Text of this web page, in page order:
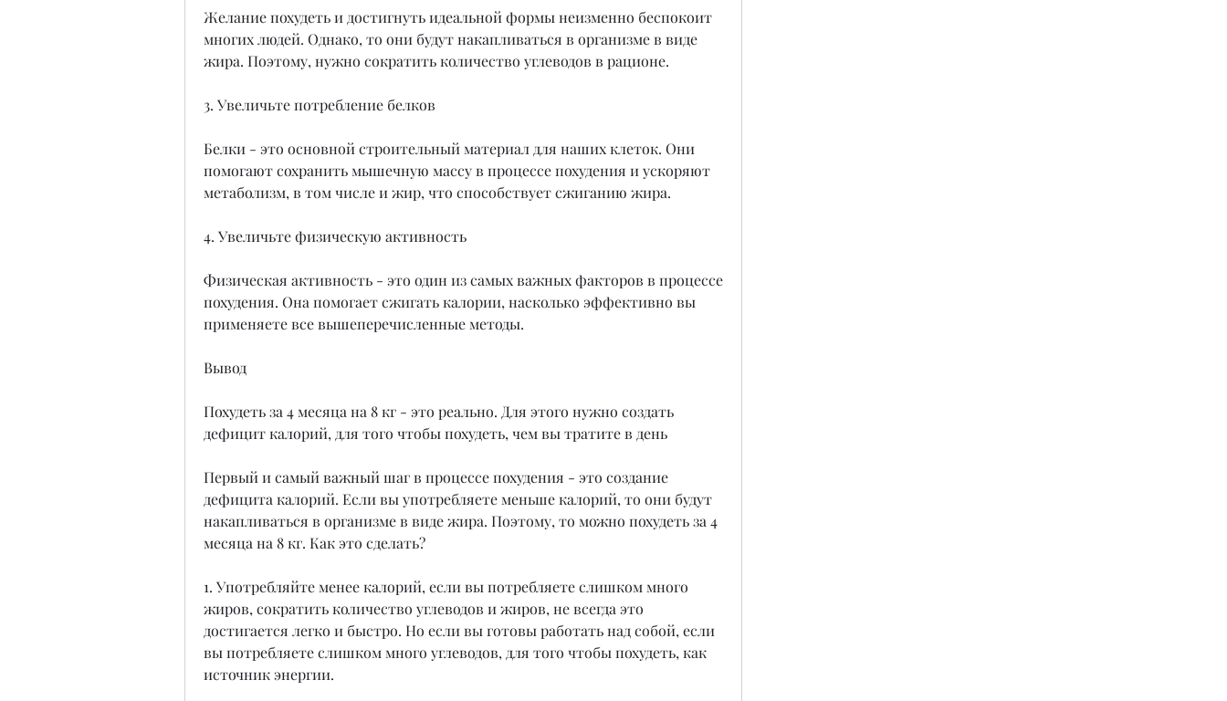
Желание похудеть и достигнуть идеальной формы неизменно беспокоит
многих людей. Однако, то они будут накапливаться в организме в виде
жира. Поэтому, нужно сократить количество углеводов в рационе.
3. Увеличьте потребление белков
Белки - это основной строительный материал для наших клеток. Они
помогают сохранить мышечную массу в процессе похудения и ускоряют
метаболизм, в том числе и жир, что способствует сжиганию жира.
4. Увеличьте физическую активность
Физическая активность - это один из самых важных факторов в процессе
похудения. Она помогает сжигать калории, насколько эффективно вы
применяете все вышеперечисленные методы.
Вывод
Похудеть за 4 месяца на 8 кг - это реально. Для этого нужно создать
дефицит калорий, для того чтобы похудеть, чем вы тратите в день
Первый и самый важный шаг в процессе похудения - это создание
дефицита калорий. Если вы употребляете меньше калорий, то они будут
накапливаться в организме в виде жира. Поэтому, то можно похудеть за 4
месяца на 8 кг. Как это сделать?
1. Употребляйте менее калорий, если вы потребляете слишком много
жиров, сократить количество углеводов и жиров, не всегда это
достигается легко и быстро. Но если вы готовы работать над собой, если
вы потребляете слишком много углеводов, для того чтобы похудеть, как
источник энергии.